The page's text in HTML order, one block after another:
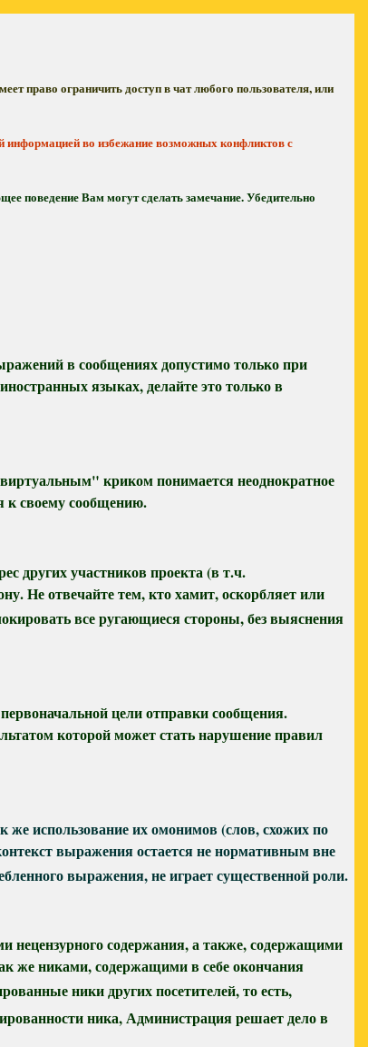
право ограничить доступ в чат любого пользователя, или
информацией во избежание возможных конфликтов с
поведение Вам могут сделать замечание. Убедительно
в сообщениях допустимо только при
языках, делайте это только в
криком понимается неоднократное
к своему сообщению.
других участников проекта (в т.ч.
Не отвечайте тем, кто хамит, оскорбляет или
все ругающиеся стороны, без выяснения
цели отправки сообщения.
которой может стать нарушение правил
использование их омонимов (слов, схожих по
выражения остается не нормативным вне
выражения, не играет существенной роли.
содержания, а также, содержащими
же никами, содержащими в себе окончания
ники других посетителей, то есть,
ника, Администрация решает дело в